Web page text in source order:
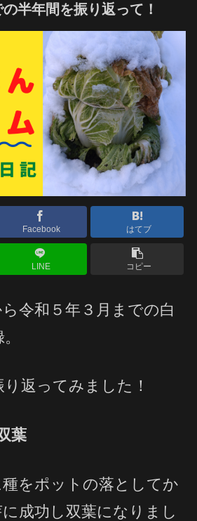
半年間を振り返って！
Facebook はてブ
LINE コピー
令和５年３月までの白
返ってみました！
葉
をポットの落としてか
成功し双葉になりまし